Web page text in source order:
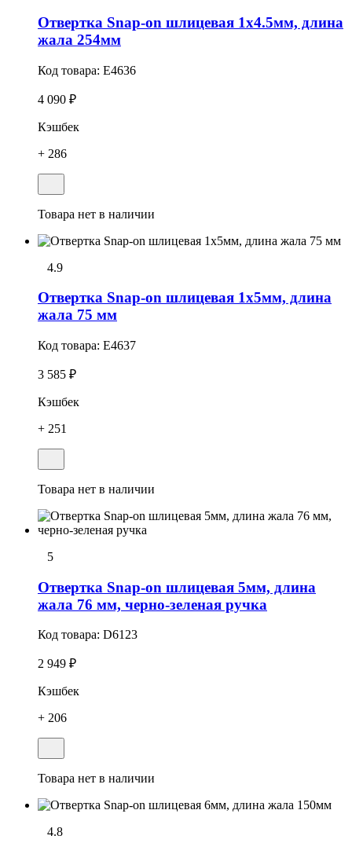
Отвеpтка Snap-on шлицевая 1x4.5мм, длина
жала 254мм
Код товара: E4636
4 090 ₽
Кэшбек
+ 286
Товара нет в наличии
4.9
Отвеpтка Snap-on шлицевая 1x5мм, длина
жала 75 мм
Код товара: E4637
3 585 ₽
Кэшбек
+ 251
Товара нет в наличии
5
Отвеpтка Snap-on шлицевая 5мм, длина
жала 76 мм, черно-зеленая ручка
Код товара: D6123
2 949 ₽
Кэшбек
+ 206
Товара нет в наличии
4.8